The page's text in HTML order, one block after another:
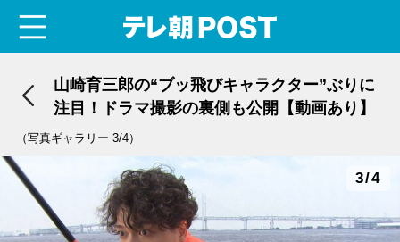
山崎育三郎の“ブッ飛びキャラクター”ぶりに
注目！ドラマ撮影の裏側も公開【動画あり】
（写真ギャラリー 3/4）
3/4